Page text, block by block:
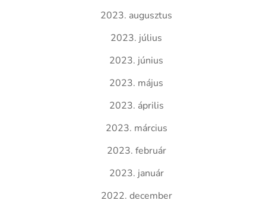
2023. augusztus
2023. július
2023. június
2023. május
2023. április
2023. március
2023. február
2023. január
2022. december